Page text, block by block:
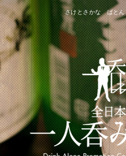
さけとさかな ばとん